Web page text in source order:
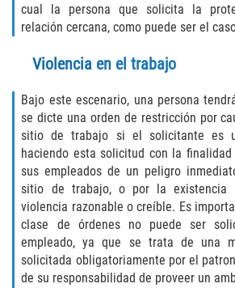
Leyes sobre
Proposición 36
Posesión de
Posesión De
Posesión de
Posesión de una
Controlada para la
Posesión de
cual la persona que solicita la
relación cercana, como puede ser el
Violencia en el trabajo
Bajo este escenario, una persona
se dicte una orden de restricción por
sitio de trabajo si el solicitante es
haciendo esta solicitud con la
sus empleados de un peligro
sitio de trabajo, o por la existencia
violencia razonable o creíble. Es
clase de órdenes no puede ser
empleado, ya que se trata de una
solicitada obligatoriamente por el
de su responsabilidad de proveer un